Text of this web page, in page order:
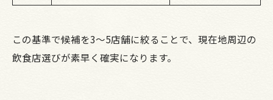
この基準で候補を3〜5店舗に絞ることで、現在地周辺の
飲食店選びが素早く確実になります。